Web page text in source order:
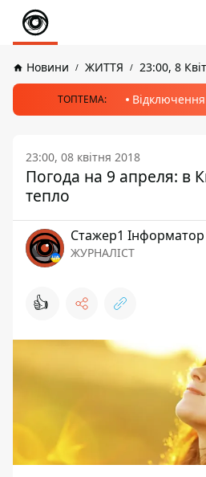
Новини ЖИТТЯ 23:00, 8
ТОПТЕМА: Відключення
23:00, 08 квітня 2018
Погода на 9 апреля: в
тепло
Стажер1 Інформатор
ЖУРНАЛІСТ
👍